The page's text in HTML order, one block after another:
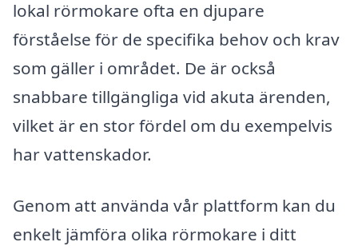
lokal rörmokare ofta en djupare
förståelse för de specifika behov och krav
som gäller i området. De är också
snabbare tillgängliga vid akuta ärenden,
vilket är en stor fördel om du exempelvis
har vattenskador.
Genom att använda vår plattform kan du
enkelt jämföra olika rörmokare i ditt